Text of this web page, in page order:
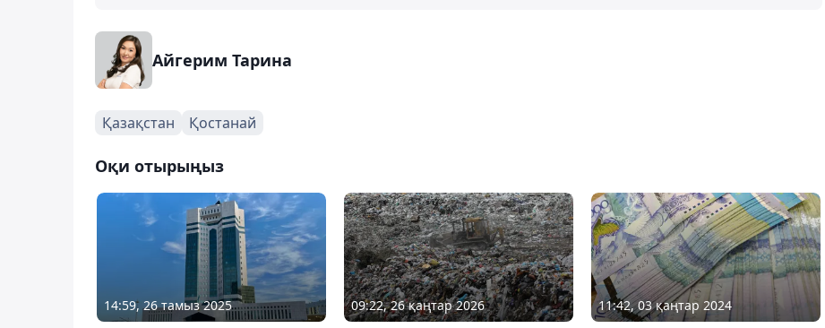
Айгерим Тарина
Қазақстан Қостанай
Оқи отырыңыз
14:59, 26 тамыз 2025 09:22, 26 қаңтар 2026 11:42, 03 қаңтар 2024